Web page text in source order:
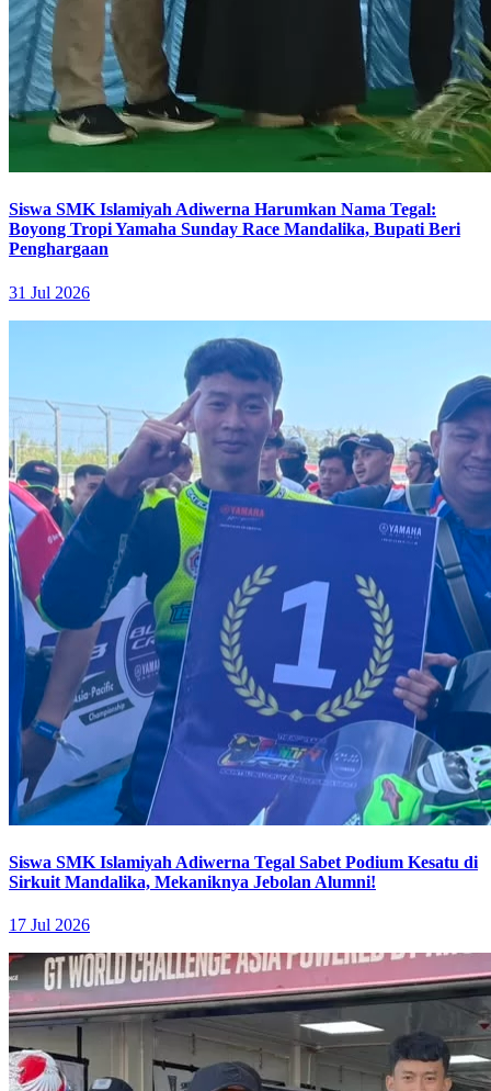
Siswa SMK Islamiyah Adiwerna Harumkan Nama Tegal:
Boyong Tropi Yamaha Sunday Race Mandalika, Bupati Beri
Penghargaan
31 Jul 2026
Siswa SMK Islamiyah Adiwerna Tegal Sabet Podium Kesatu di
Sirkuit Mandalika, Mekaniknya Jebolan Alumni!
17 Jul 2026